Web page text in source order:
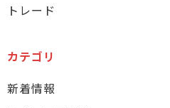
トレード
カテゴリ
新着情報